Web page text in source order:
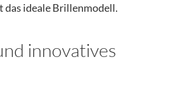
das ideale Brillenmodell.
innovatives